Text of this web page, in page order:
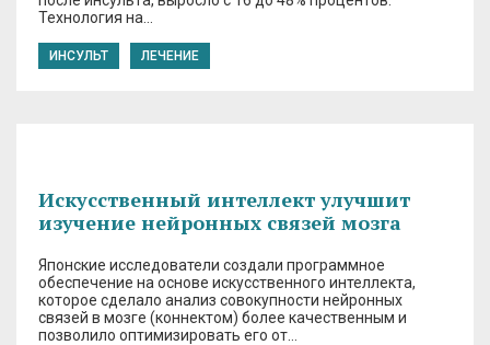
Технология на…
ИНСУЛЬТ ЛЕЧЕНИЕ
Искусственный интеллект улучшит
изучение нейронных связей мозга
Японские исследователи создали программное
обеспечение на основе искусственного интеллекта,
которое сделало анализ совокупности нейронных
связей в мозге (коннектом) более качественным и
позволило оптимизировать его от…